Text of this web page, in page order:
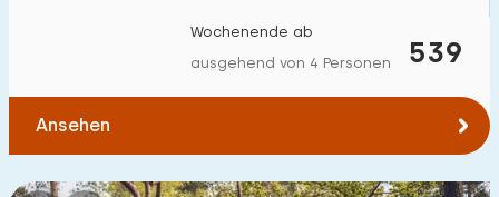
539
Wochenende ab
ausgehend von 4 Personen
Ansehen